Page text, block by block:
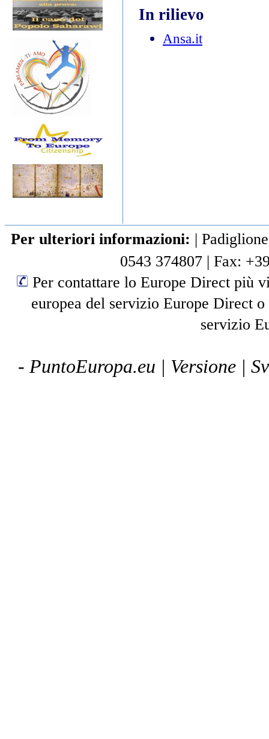
In rilievo
Ansa.it
Per ulteriori informazioni: |
0543 374807 | Fax:
Per contattare lo Europe Direct più
europea del servizio Europe Direct
servizio
- PuntoEuropa.eu | Versione |